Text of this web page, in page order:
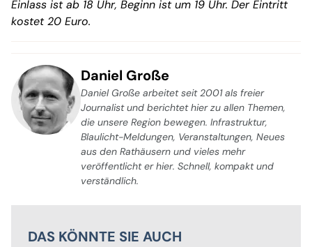
Einlass ist ab 18 Uhr, Beginn ist um 19 Uhr. Der Eintritt
kostet 20 Euro.
Daniel Große
Daniel Große arbeitet seit 2001 als freier
Journalist und berichtet hier zu allen Themen,
die unsere Region bewegen. Infrastruktur,
Blaulicht-Meldungen, Veranstaltungen, Neues
aus den Rathäusern und vieles mehr
veröffentlicht er hier. Schnell, kompakt und
verständlich.
DAS KÖNNTE SIE AUCH